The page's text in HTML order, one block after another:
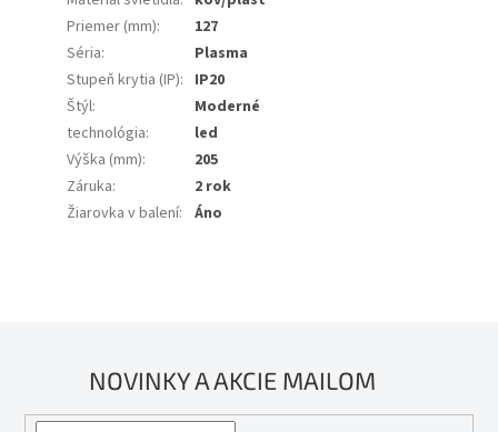
Priemer (mm):
127
Séria:
Plasma
Stupeň krytia (IP): IP20
Štýl:
Moderné
technológia:
led
Výška (mm):
205
Záruka:
2 rok
Žiarovka v balení: Áno
NOVINKY A AKCIE MAILOM